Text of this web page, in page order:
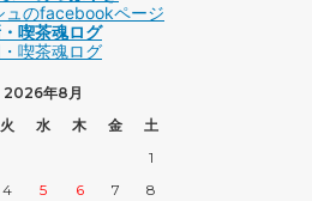
ュのfacebookページ
喫茶魂ログ
喫茶魂ログ
2026年8月
火 水 木 金
土
1
4 5 6 7
8